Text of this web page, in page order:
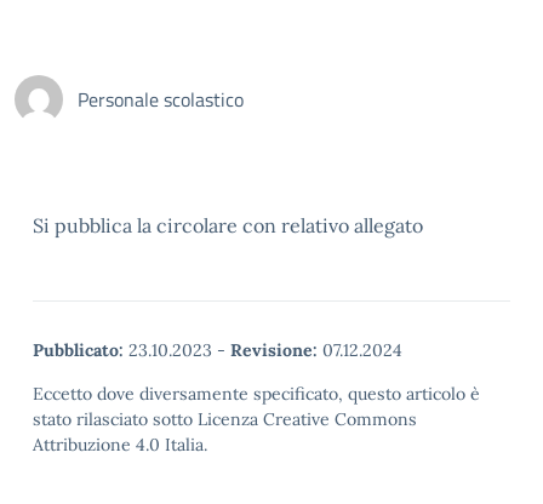
Personale scolastico
Si pubblica la circolare con relativo allegato
Pubblicato: 23.10.2023 - Revisione: 07.12.2024
Eccetto dove diversamente specificato, questo articolo è
stato rilasciato sotto Licenza Creative Commons
Attribuzione 4.0 Italia.